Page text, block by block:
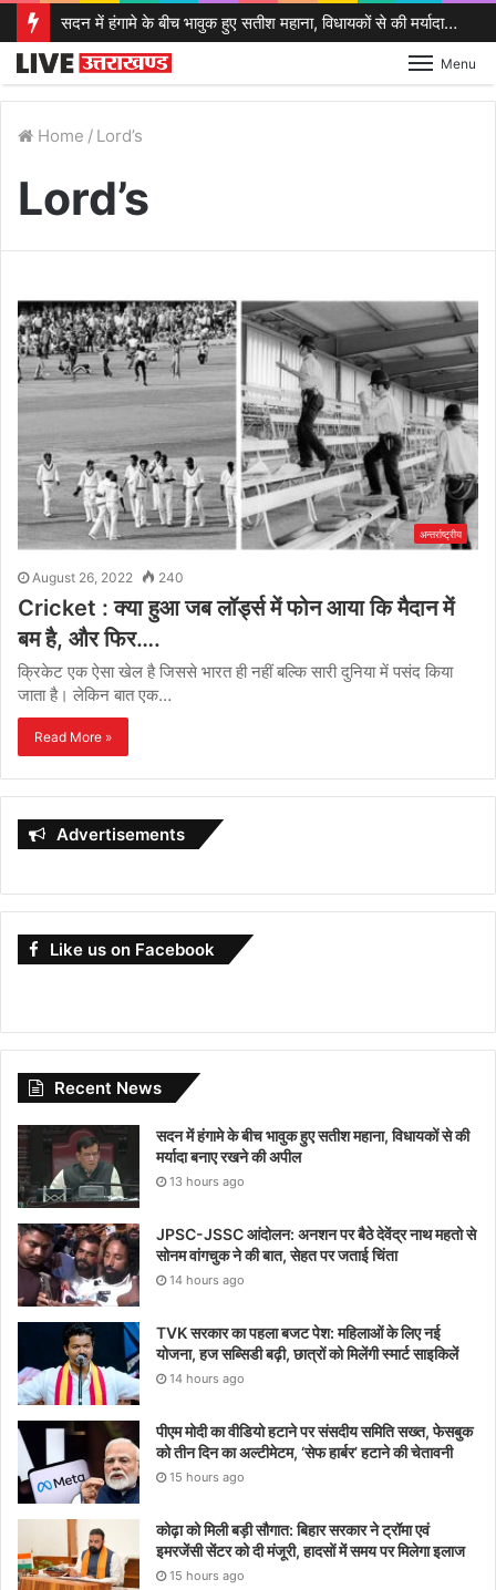
सदन में हंगामे के बीच भावुक हुए सतीश महाना, विधायकों से की मर्यादा बनाए रखने की अपील
Menu
Home / Lord’s
Lord’s
अन्तर्राष्ट्रीय
August 26, 2022 240
Cricket : क्या हुआ जब लॉर्ड्स में फोन आया कि मैदान में
बम है, और फिर….
क्रिकेट एक ऐसा खेल है जिससे भारत ही नहीं बल्कि सारी दुनिया में पसंद किया
जाता है। लेकिन बात एक…
Read More »
Advertisements
Like us on Facebook
Recent News
सदन में हंगामे के बीच भावुक हुए सतीश महाना, विधायकों से की
मर्यादा बनाए रखने की अपील
13 hours ago
JPSC-JSSC आंदोलन: अनशन पर बैठे देवेंद्र नाथ महतो से
सोनम वांगचुक ने की बात, सेहत पर जताई चिंता
14 hours ago
TVK सरकार का पहला बजट पेश: महिलाओं के लिए नई
योजना, हज सब्सिडी बढ़ी, छात्रों को मिलेंगी स्मार्ट साइकिलें
14 hours ago
पीएम मोदी का वीडियो हटाने पर संसदीय समिति सख्त, फेसबुक
को तीन दिन का अल्टीमेटम, ‘सेफ हार्बर’ हटाने की चेतावनी
15 hours ago
कोढ़ा को मिली बड़ी सौगात: बिहार सरकार ने ट्रॉमा एवं
इमरजेंसी सेंटर को दी मंजूरी, हादसों में समय पर मिलेगा इलाज
15 hours ago